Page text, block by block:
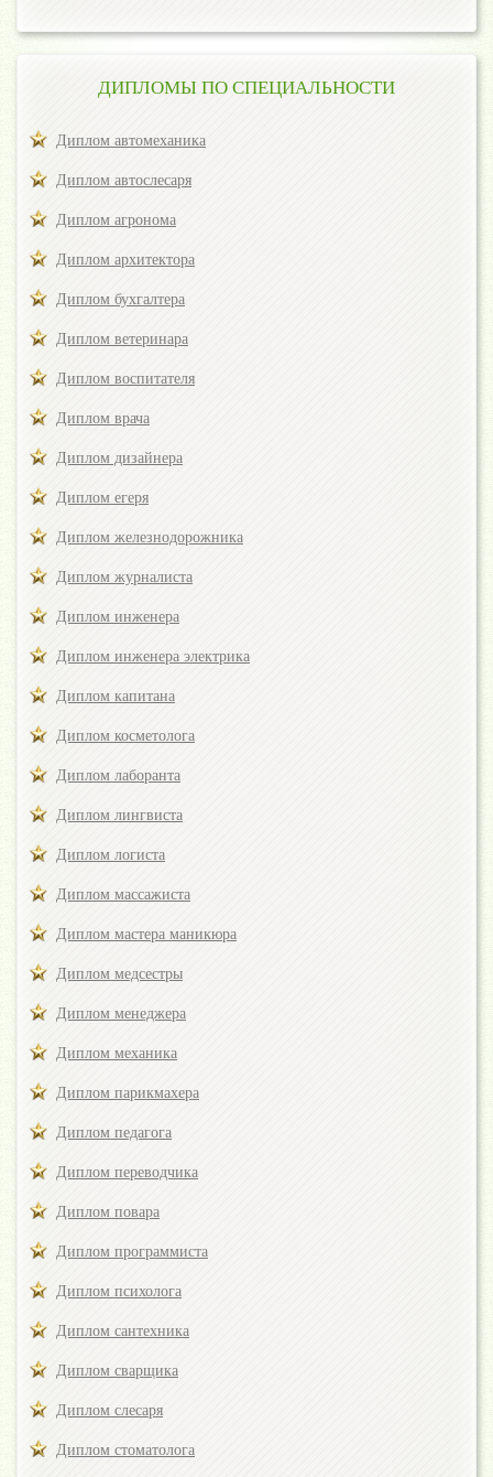
ДИПЛОМЫ ПО СПЕЦИАЛЬНОСТИ
Диплом автомеханика
Диплом автослесаря
Диплом агронома
Диплом архитектора
Диплом бухгалтера
Диплом ветеринара
Диплом воспитателя
Диплом врача
Диплом дизайнера
Диплом егеря
Диплом железнодорожника
Диплом журналиста
Диплом инженера
Диплом инженера электрика
Диплом капитана
Диплом косметолога
Диплом лаборанта
Диплом лингвиста
Диплом логиста
Диплом массажиста
Диплом мастера маникюра
Диплом медсестры
Диплом менеджера
Диплом механика
Диплом парикмахера
Диплом педагога
Диплом переводчика
Диплом повара
Диплом программиста
Диплом психолога
Диплом сантехника
Диплом сварщика
Диплом слесаря
Диплом стоматолога